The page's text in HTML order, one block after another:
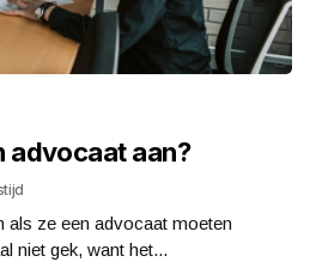
advocaat aan?
als ze een advocaat moeten
niet gek, want het...